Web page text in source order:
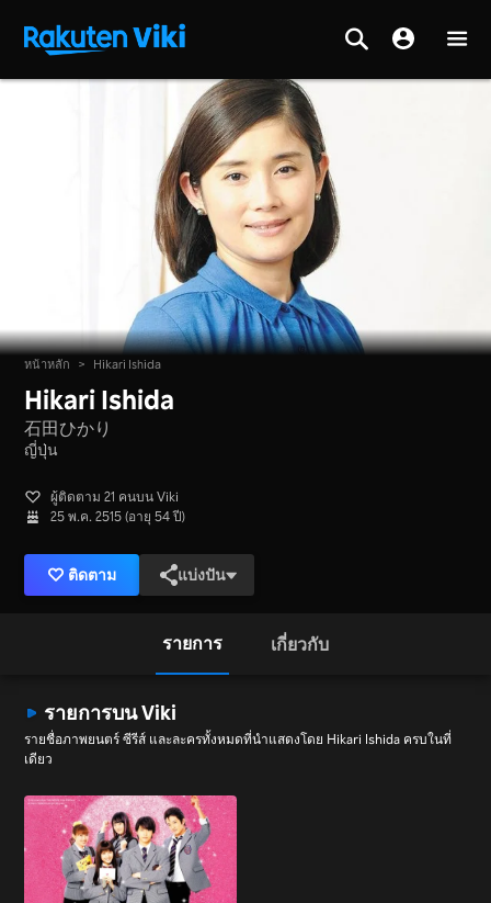
หน้าหลัก > Hikari Ishida
Hikari Ishida
石田ひかり
ญี่ปุ่น
ผู้ติดตาม 21 คนบน Viki
25 พ.ค. 2515 (อายุ 54 ปี)
ติดตาม แบ่งปัน
รายการ เกี่ยวกับ
รายการบน Viki
รายชื่อภาพยนตร์ ซีรีส์ และละครทั้งหมดที่นำแสดงโดย Hikari Ishida ครบในที่
เดียว